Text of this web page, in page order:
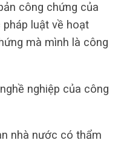
công chứng của
luật về hoạt
mà mình là công
nghiệp của công
nhà nước có thẩm